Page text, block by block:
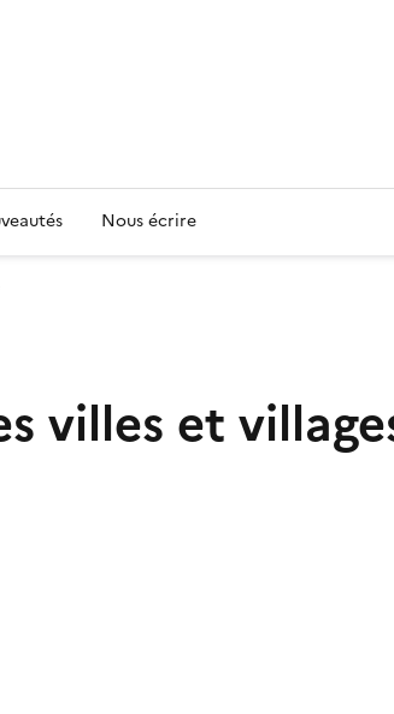
Nous écrire
villes et